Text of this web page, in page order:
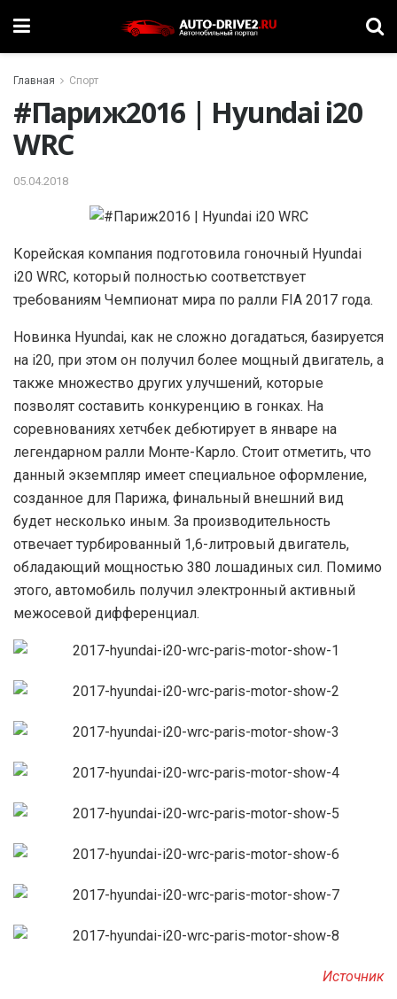
Главная Спорт
#Париж2016 | Hyundai i20
WRC
05.04.2018
Корейская компания подготовила гоночный Hyundai
i20 WRC, который полностью соответствует
требованиям Чемпионат мира по ралли FIA 2017 года.
Новинка Hyundai, как не сложно догадаться, базируется
на i20, при этом он получил более мощный двигатель, а
также множество других улучшений, которые
позволят составить конкуренцию в гонках. На
соревнованиях хетчбек дебютирует в январе на
легендарном ралли Монте-Карло. Стоит отметить, что
данный экземпляр имеет специальное оформление,
созданное для Парижа, финальный внешний вид
будет несколько иным. За производительность
отвечает турбированный 1,6-литровый двигатель,
обладающий мощностью 380 лошадиных сил. Помимо
этого, автомобиль получил электронный активный
межосевой дифференциал.
Источник